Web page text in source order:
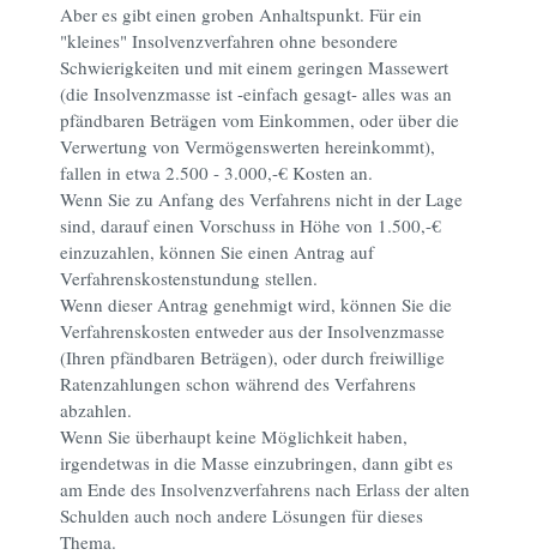
Aber es gibt einen groben Anhaltspunkt. Für ein
"kleines" Insolvenzverfahren ohne besondere
Schwierigkeiten und mit einem geringen Massewert
(die Insolvenzmasse ist -einfach gesagt- alles was an
pfändbaren Beträgen vom Einkommen, oder über die
Verwertung von Vermögenswerten hereinkommt),
fallen in etwa 2.500 - 3.000,-€ Kosten an.
Wenn Sie zu Anfang des Verfahrens nicht in der Lage
sind, darauf einen Vorschuss in Höhe von 1.500,-€
einzuzahlen, können Sie einen Antrag auf
Verfahrenskostenstundung stellen.
Wenn dieser Antrag genehmigt wird, können Sie die
Verfahrenskosten entweder aus der Insolvenzmasse
(Ihren pfändbaren Beträgen), oder durch freiwillige
Ratenzahlungen schon während des Verfahrens
abzahlen.
Wenn Sie überhaupt keine Möglichkeit haben,
irgendetwas in die Masse einzubringen, dann gibt es
am Ende des Insolvenzverfahrens nach Erlass der alten
Schulden auch noch andere Lösungen für dieses
Thema.